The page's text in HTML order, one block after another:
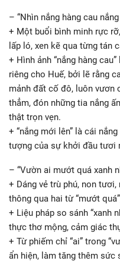
– “Nhìn nắng hàng cau
+ Một buổi bình minh rực
lấp ló, xen kẽ qua từng tán
+ Hình ảnh “nắng hàng
riêng cho Huế, bởi lẽ rằng
mảnh đất cố đô, luôn vươn
thẳm, đón những tia nắng
thật trọn vẹn.
+ “nắng mới lên” là cái
tượng của sự khởi đầu tươi
– “Vườn ai mướt quá xanh
+ Dáng vẻ trù phú, non
thông qua hai từ “mướt
+ Liệu pháp so sánh “xanh
thực thơ mộng, cảm giác
+ Từ phiếm chỉ “ai” trong
ẩn hiện, làm tăng thêm sức